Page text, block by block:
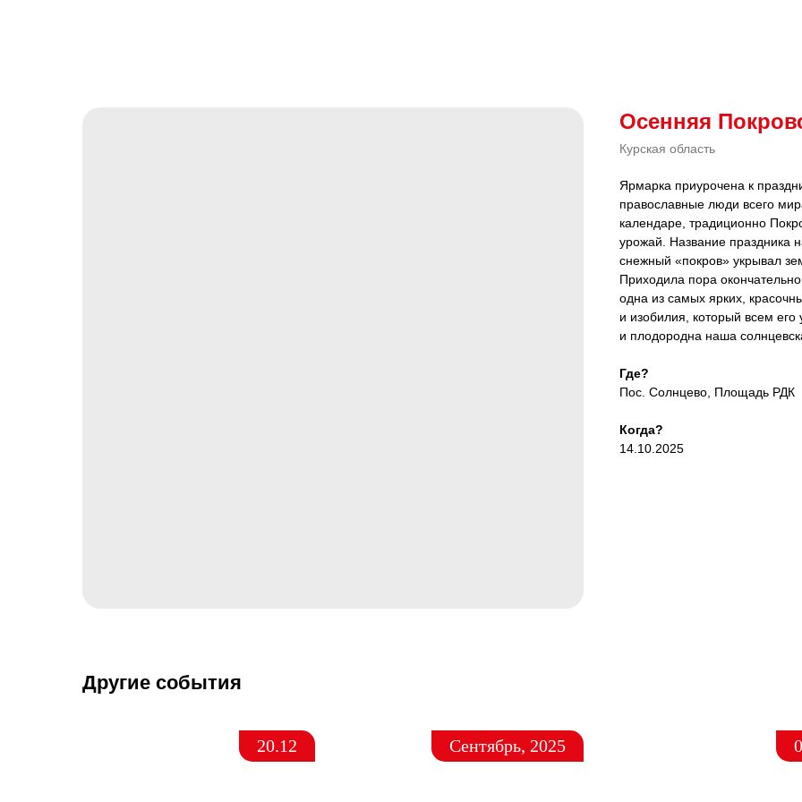
Осенняя
Курская область
Ярмарка приурочена к
православные люди всего
календаре, традиционно
урожай. Название праздника
снежный «покров» укрывал
Приходила пора
одна из самых ярких,
и изобилия, который всем его
и плодородна наша
Где?
Пос. Солнцево, Площадь РДК
Когда?
14.10.2025
Другие события
20.12 Сентябрь, 2025